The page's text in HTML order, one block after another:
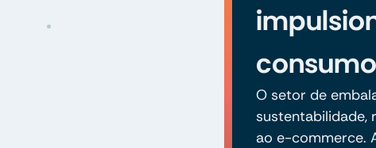
O setor de
sustentabilidade,
ao e-commerce.